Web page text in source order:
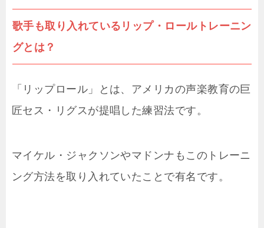
歌手も取り入れているリップ・ロールトレーニン
グとは？
「リップロール」とは、アメリカの声楽教育の巨
匠セス・リグスが提唱した練習法です。
マイケル・ジャクソンやマドンナもこのトレーニ
ング方法を取り入れていたことで有名です。